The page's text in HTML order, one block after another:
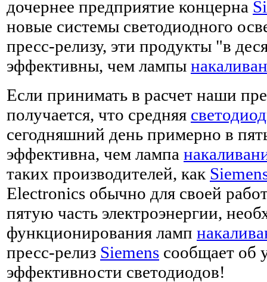
дочернее предприятие концерна
новые системы светодиодного
пресс-релизу, эти продукты "в
эффективны, чем лампы
Если принимать в расчет наши
получается, что средняя
сегодняшний день примерно в
эффективна, чем лампа
таких производителей, как
Electronics обычно для своей
пятую часть электроэнергии,
функционирования ламп
пресс-релиз Siemens сообщает об
эффективности светодиодов!